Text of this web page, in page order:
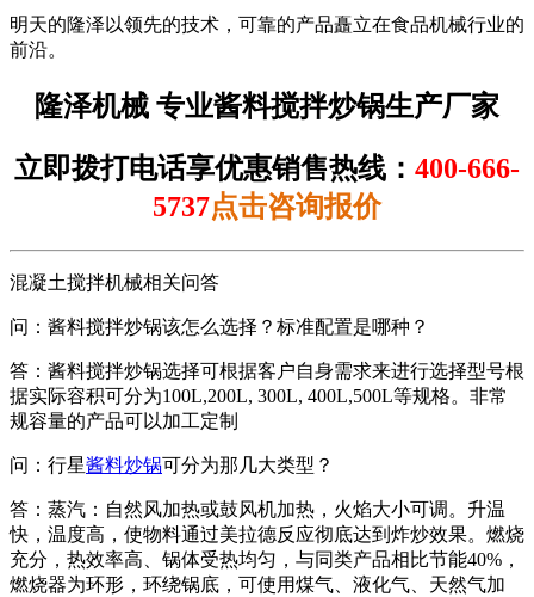
明天的隆泽以领先的技术，可靠的产品矗立在食品机械行业的
前沿。
隆泽机械 专业酱料搅拌炒锅生产厂家
立即拨打电话享优惠销售热线： 400-666-
5737点击咨询报价
混凝土搅拌机械相关问答
问：酱料搅拌炒锅该怎么选择？标准配置是哪种？
答：酱料搅拌炒锅选择可根据客户自身需求来进行选择型号根
据实际容积可分为100L,200L, 300L, 400L,500L等规格。非常
规容量的产品可以加工定制
问：行星酱料炒锅可分为那几大类型？
答：蒸汽：自然风加热或鼓风机加热，火焰大小可调。升温
快，温度高，使物料通过美拉德反应彻底达到炸炒效果。燃烧
充分，热效率高、锅体受热均匀，与同类产品相比节能40%，
燃烧器为环形，环绕锅底，可使用煤气、液化气、天然气加